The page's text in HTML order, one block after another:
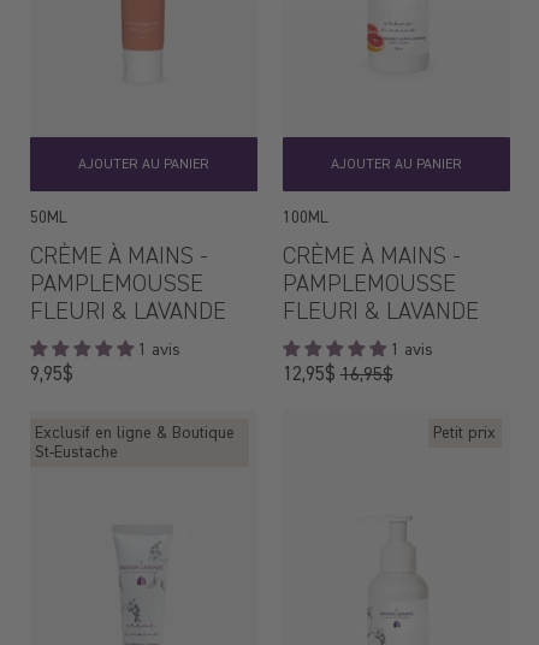
AJOUTER AU PANIER
50ML
CRÈME À MAINS -
PAMPLEMOUSSE
FLEURI & LAVANDE
1 avis
9,95$Prix
AJOUTER AU PANIER
100ML
CRÈME À MAINS -
PAMPLEMOUSSE
FLEURI & LAVANDE
1 avis
12,95$Prix
régulier
16,95$
Exclusif en ligne & Boutique
St-Eustache
Petit prix